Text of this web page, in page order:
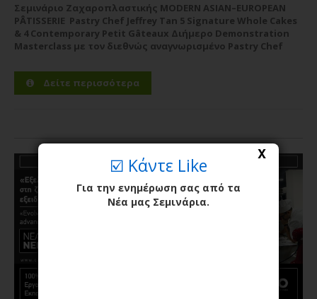
Σεμινάριο Ζαχαροπλαστικής MODERN ASIAN–EUROPEAN
PÂTISSERIE Pastry Chef Jeffrey Tan 5 Signature Whole Cakes
& 4 Contemporary Petit Gâteaux Διήμερο Demonstration
Masterclass με τον διεθνώς αναγνωρισμένο Pastry Chef
διεθνώς αναγνωρισμένο Pastry Chef Jeffrey Tan σε ένα
υψηλού επιπέδου...Περισσότερα
Δείτε περισσότερα
X
☑️ Κάντε Like
Για την ενημέρωση σας από τα
Νέα μας Σεμινάρια.